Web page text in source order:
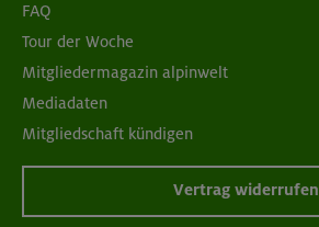
FAQ
Tour der Woche
Mitgliedermagazin alpinwelt
Mediadaten
Mitgliedschaft kündigen
Vertrag widerrufen